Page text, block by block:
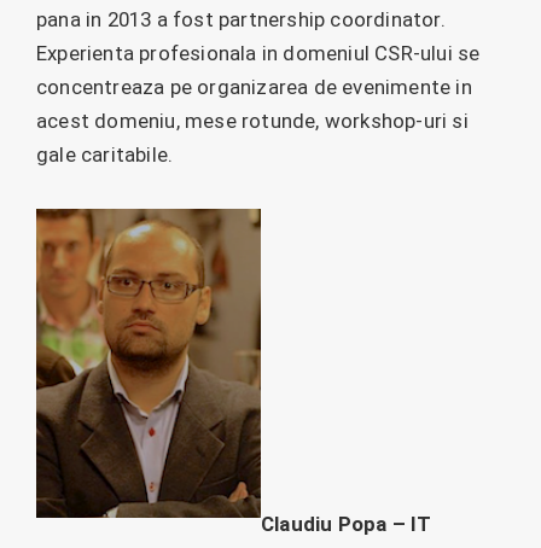
pana in 2013 a fost partnership coordinator.
Experienta profesionala in domeniul CSR-ului se
concentreaza pe organizarea de evenimente in
acest domeniu, mese rotunde, workshop-uri si
gale caritabile.
Claudiu Popa – IT